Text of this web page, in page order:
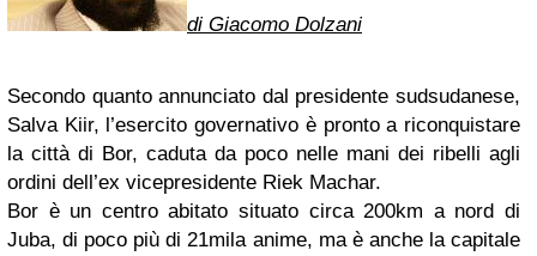
di Giacomo Dolzani
Secondo quanto annunciato dal presidente sudsudanese,
Salva Kiir, l’esercito governativo è pronto a riconquistare
la città di Bor, caduta da poco nelle mani dei ribelli agli
ordini dell’ex vicepresidente Riek Machar.
Bor è un centro abitato situato circa 200km a nord di
Juba, di poco più di 21mila anime, ma è anche la capitale